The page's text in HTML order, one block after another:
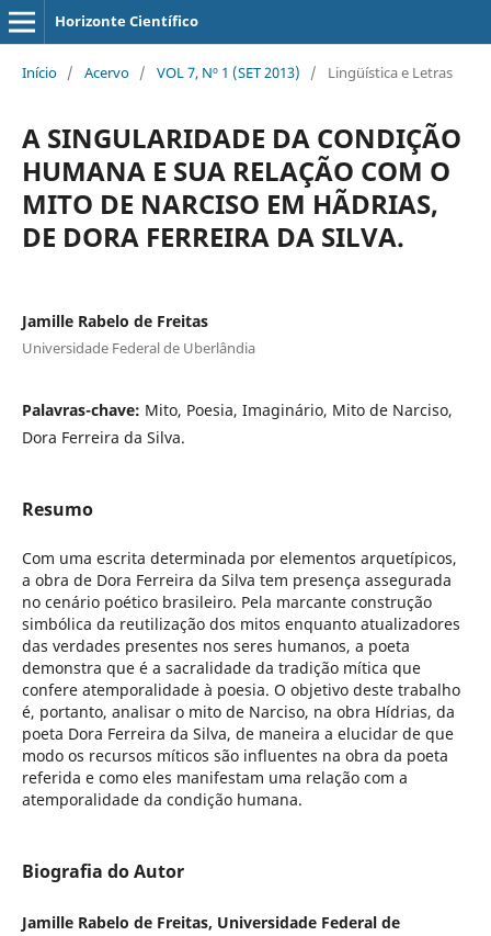
Horizonte Científico
Início / Acervo / VOL 7, Nº 1 (SET 2013) / Lingüística e Letras
A SINGULARIDADE DA CONDIÇÃO
HUMANA E SUA RELAÇÃO COM O
MITO DE NARCISO EM HÃDRIAS,
DE DORA FERREIRA DA SILVA.
Jamille Rabelo de Freitas
Universidade Federal de Uberlândia
Palavras-chave: Mito, Poesia, Imaginário, Mito de Narciso,
Dora Ferreira da Silva.
Resumo
Com uma escrita determinada por elementos arquetípicos,
a obra de Dora Ferreira da Silva tem presença assegurada
no cenário poético brasileiro. Pela marcante construção
simbólica da reutilização dos mitos enquanto atualizadores
das verdades presentes nos seres humanos, a poeta
demonstra que é a sacralidade da tradição mítica que
confere atemporalidade à poesia. O objetivo deste trabalho
é, portanto, analisar o mito de Narciso, na obra Hídrias, da
poeta Dora Ferreira da Silva, de maneira a elucidar de que
modo os recursos míticos são influentes na obra da poeta
referida e como eles manifestam uma relação com a
atemporalidade da condição humana.
Biografia do Autor
Jamille Rabelo de Freitas, Universidade Federal de